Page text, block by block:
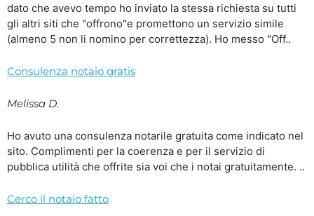
dato che avevo tempo ho inviato la stessa richiesta su tutti
gli altri siti che "offrono"e promettono un servizio simile
(almeno 5 non li nomino per correttezza). Ho messo "Off..
Consulenza notaio gratis
Melissa D.
Ho avuto una consulenza notarile gratuita come indicato nel
sito. Complimenti per la coerenza e per il servizio di
pubblica utilità che offrite sia voi che i notai gratuitamente. ..
Cerco il notaio fatto